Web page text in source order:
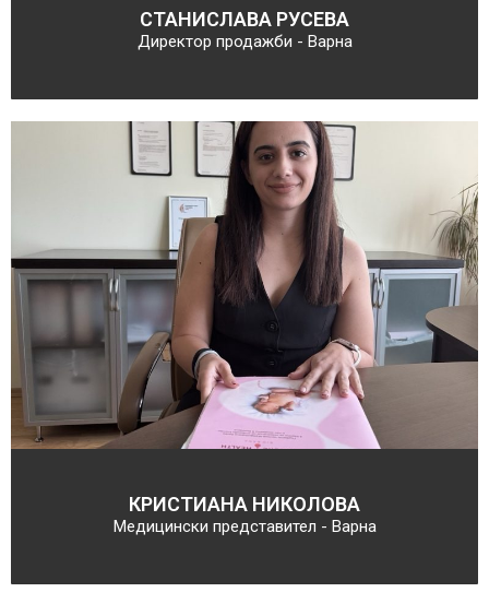
СТАНИСЛАВА РУСЕВА
Директор продажби - Варна
КРИСТИАНА НИКОЛОВА
Медицински представител - Варна